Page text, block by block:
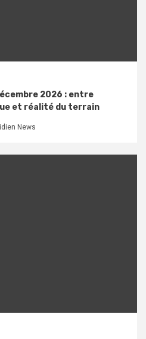
2026 : entre
et réalité du terrain
News